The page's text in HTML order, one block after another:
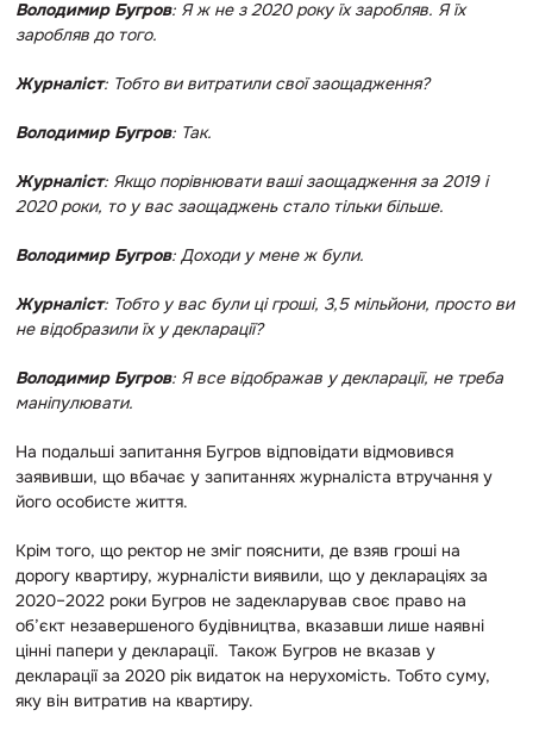
Володимир Бугров: Я ж не з 2020 року їх заробляв. Я їх
заробляв до того.
Журналіст: Тобто ви витратили свої заощадження?
Володимир Бугров: Так.
Журналіст: Якщо порівнювати ваші заощадження за 2019 і
2020 роки, то у вас заощаджень стало тільки більше.
Володимир Бугров: Доходи у мене ж були.
Журналіст: Тобто у вас були ці гроші, 3,5 мільйони, просто ви
не відобразили їх у декларації?
Володимир Бугров: Я все відображав у декларації, не треба
маніпулювати.
На подальші запитання Бугров відповідати відмовився
заявивши, що вбачає у запитаннях журналіста втручання у
його особисте життя.
Крім того, що ректор не зміг пояснити, де взяв гроші на
дорогу квартиру, журналісти виявили, що у деклараціях за
2020–2022 роки Бугров не задекларував своє право на
об’єкт незавершеного будівництва, вказавши лише наявні
цінні папери у декларації. Також Бугров не вказав у
декларації за 2020 рік видаток на нерухомість. Тобто суму,
яку він витратив на квартиру.